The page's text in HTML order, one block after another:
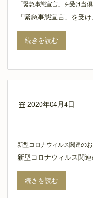
「緊急事態宣言」を受け当
「緊急事態宣言」を受
続きを読む
2020年04月4日
新型コロナウィルス関連の
新型コロナウィルス関
続きを読む